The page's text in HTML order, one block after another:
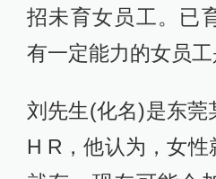
招未育女员工。已
有一定能力的女员
刘先生(化名)是东莞
H R，他认为，女